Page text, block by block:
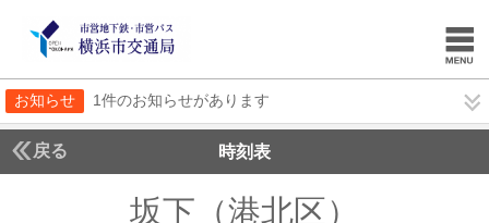
お知らせ 1件のお知らせがあります
戻る 時刻表
坂下（港北区）